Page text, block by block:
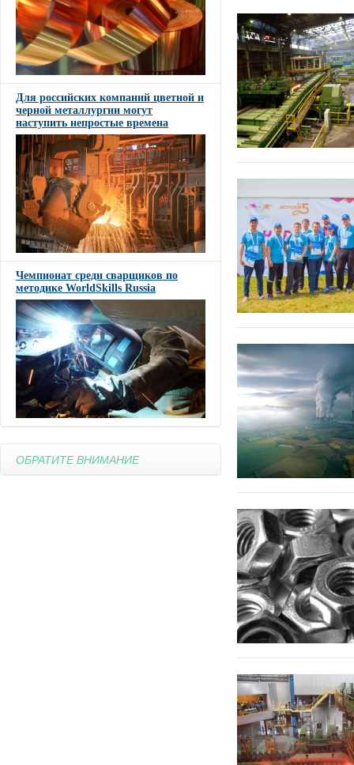
Для российских компаний цветной и
черной металлургии могут
наступить непростые времена
Чемпионат среди сварщиков по
методике WorldSkills Russia
ОБРАТИТЕ ВНИМАНИЕ